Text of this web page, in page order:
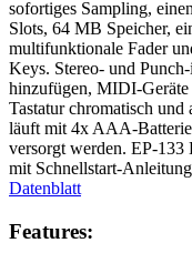
sofortiges Sampling,
Slots, 64 MB Speicher,
multifunktionale Fader
Keys. Stereo- und
hinzufügen, MIDI-Geräte
Tastatur chromatisch
läuft mit 4x AAA-
versorgt werden. EP-
mit Schnellstart-
Datenblatt
Features: